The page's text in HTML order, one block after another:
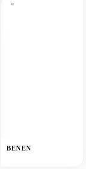
BENEN